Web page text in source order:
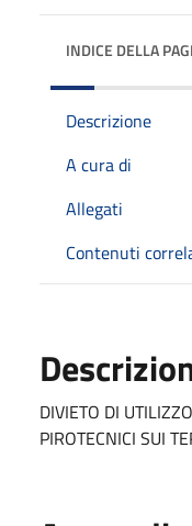
INDICE DELLA
Descrizione
A cura di
Allegati
Contenuti
DIVIETO DI
PIROTECNICI SUI